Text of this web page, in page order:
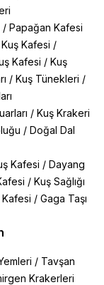
/ Papağan Kafesi
Kafesi /
Kafesi / Kuş
/ Kuş Tünekleri /
/ Kuş Krakeri
/ Doğal Dal
Kafesi / Dayang
/ Kuş Sağlığı
/ Gaga Taşı
/ Tavşan
Krakerleri